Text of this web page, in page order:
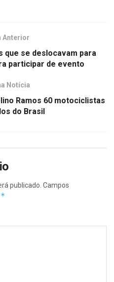
Anterior
se deslocavam para
participar de evento
Notícia
Ramos 60 motociclistas
do Brasil
publicado. Campos
*